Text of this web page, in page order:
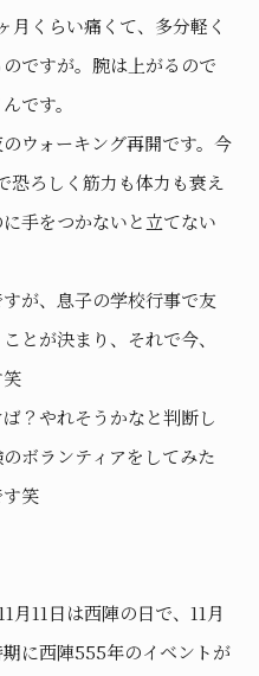
月くらい痛くて、多分軽く
ですが。腕は上がるので
です。
ウォーキング再開です。今
恐ろしく筋力も体力も衰え
手をつかないと立てない
が、息子の学校行事で友
とが決まり、それで今、
？やれそうかなと判断し
ボランティアをしてみた
笑
11日は西陣の日で、11月
に西陣555年のイベントが